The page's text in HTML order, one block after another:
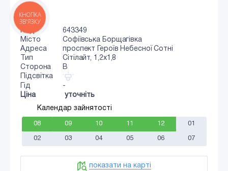
Код
643349
Місто
Софіївська Борщагівка
Адреса
проспект Героїв Небесної Сотні
Тип
Сiтiлайт, 1,2x1,8
Сторона
B
Підсвітка
Гід
-
Ціна
уточніть
Календар зайнятості
08 09 10 11 12 01
02 03 04 05 06 07
показати на карті
КНОПКА
ЗВ'ЯЗКУ